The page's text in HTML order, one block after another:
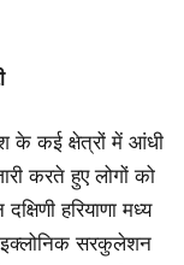
के कई क्षेत्रों में आंधी
करते हुए लोगों को
हरियाणा मध्य
सरकुलेशन